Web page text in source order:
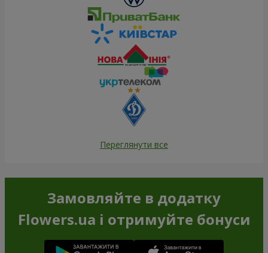
Переглянути все
Замовляйте в додатку
Flowers.ua і отримуйте бонуси